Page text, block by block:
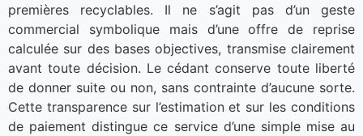
premières recyclables. Il ne s’agit pas d’un geste
commercial symbolique mais d’une offre de reprise
calculée sur des bases objectives, transmise clairement
avant toute décision. Le cédant conserve toute liberté
de donner suite ou non, sans contrainte d’aucune sorte.
Cette transparence sur l’estimation et sur les conditions
de paiement distingue ce service d’une simple mise au